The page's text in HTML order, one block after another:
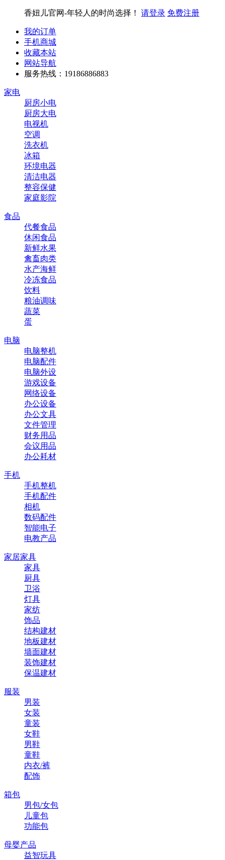
香妞儿官网-年轻人的时尚选择！ 请登录 免费注册
我的订单
手机商城
收藏本站
网站导航
服务热线：19186886883
家电
厨房小电
厨房大电
电视机
空调
洗衣机
冰箱
环境电器
清洁电器
整容保健
家庭影院
食品
代餐食品
休闲食品
新鲜水果
禽畜肉类
水产海鲜
冷冻食品
饮料
粮油调味
蔬菜
蛋
电脑
电脑整机
电脑配件
电脑外设
游戏设备
网络设备
办公设备
办公文具
文件管理
财务用品
会议用品
办公耗材
手机
手机整机
手机配件
相机
数码配件
智能电子
电教产品
家居家具
家具
厨具
卫浴
灯具
家纺
饰品
结构建材
地板建材
墙面建材
装饰建材
保温建材
服装
男装
女装
童装
女鞋
男鞋
童鞋
内衣/裤
配饰
箱包
男包/女包
儿童包
功能包
母婴产品
益智玩具